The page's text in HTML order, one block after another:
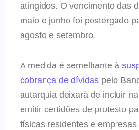
atingidos. O vencimento das
maio e junho foi postergado
agosto e setembro.
A medida é semelhante à
cobrança de dívidas pelo
autarquia deixará de incluir
emitir certidões de protesto
físicas residentes e